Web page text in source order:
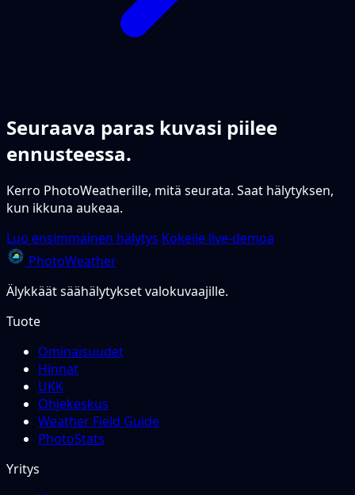
Seuraava paras kuvasi piilee
ennusteessa.
Kerro PhotoWeatherille, mitä seurata. Saat hälytyksen,
kun ikkuna aukeaa.
Luo ensimmäinen hälytys Kokeile live-demoa
PhotoWeather
Älykkäät säähälytykset valokuvaajille.
Tuote
Ominaisuudet
Hinnat
UKK
Ohjekeskus
Weather Field Guide
PhotoStats
Yritys